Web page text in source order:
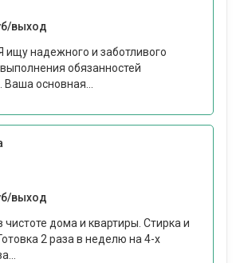
выход
ищу надежного и заботливого
обязанностей
основная...
выход
дома и квартиры. Стирка и
2 раза в неделю на 4-х